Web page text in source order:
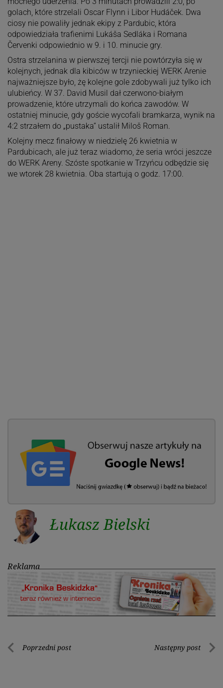
golach, które strzelali Oscar Flynn i Libor Hudáček. Dwa
ciosy nie powaliły jednak ekipy z Pardubic, która
odpowiedziała trafienimi Lukáša Sedláka i Romana
Červenki odpowiednio w 9. i 10. minucie gry.
Ostra strzelanina w pierwszej tercji nie powtórzyła się w
kolejnych, jednak dla kibiców w trzynieckiej WERK Arenie
najważniejsze było, żę kolejne gole zdobywali już tylko ich
ulubieńcy. W 37. David Musil dał czerwono-białym
prowadzenie, które utrzymali do końca zawodów. W
ostatniej minucie, gdy goście wycofali bramkarza, wynik na
4:2 strzałem do „pustaka” ustalił Miloš Roman.
Kolejny mecz finałowy w niedzielę 26 kwietnia w
Pardubicach, ale już teraz wiadomo, że seria wróci jeszcze
do WERK Areny. Szóste spotkanie w Trzyńcu odbędzie się
we wtorek 28 kwietnia. Oba startują o godz. 17:00.
Łukasz Bielski
Reklama
Nawigacja
Poprzedni post Następny post